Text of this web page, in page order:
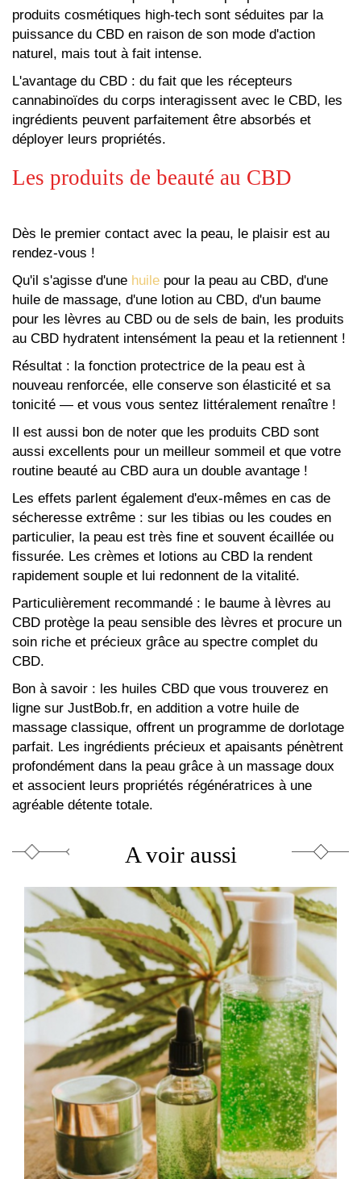
externe)
produits cosmétiques high-tech sont séduites par la
puissance du CBD en raison de son mode d'action
naturel, mais tout à fait intense.
L'avantage du CBD : du fait que les récepteurs
cannabinoïdes du corps interagissent avec le CBD, les
ingrédients peuvent parfaitement être absorbés et
déployer leurs propriétés.
Les produits de beauté au CBD
Dès le premier contact avec la peau, le plaisir est au
rendez-vous !
Qu'il s'agisse d'une huile pour la peau au CBD, d'une
huile de massage, d'une lotion au CBD, d'un baume
pour les lèvres au CBD ou de sels de bain, les produits
au CBD hydratent intensément la peau et la retiennent !
Résultat : la fonction protectrice de la peau est à
nouveau renforcée, elle conserve son élasticité et sa
tonicité — et vous vous sentez littéralement renaître !
Il est aussi bon de noter que les produits CBD sont
aussi excellents pour un meilleur sommeil et que votre
routine beauté au CBD aura un double avantage !
Les effets parlent également d'eux-mêmes en cas de
sécheresse extrême : sur les tibias ou les coudes en
particulier, la peau est très fine et souvent écaillée ou
fissurée. Les crèmes et lotions au CBD la rendent
rapidement souple et lui redonnent de la vitalité.
Particulièrement recommandé : le baume à lèvres au
CBD protège la peau sensible des lèvres et procure un
soin riche et précieux grâce au spectre complet du
CBD.
Bon à savoir : les huiles CBD que vous trouverez en
ligne sur JustBob.fr, en addition a votre huile de
massage classique, offrent un programme de dorlotage
parfait. Les ingrédients précieux et apaisants pénètrent
profondément dans la peau grâce à un massage doux
et associent leurs propriétés régénératrices à une
agréable détente totale.
A voir aussi